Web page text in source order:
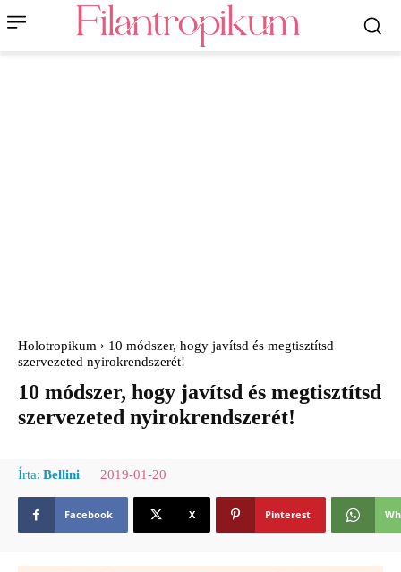
Holotropikum
10 módszer, hogy javítsd és megtisztítsd
szervezeted nyirokrendszerét!
10 módszer, hogy javítsd és megtisztítsd
szervezeted nyirokrendszerét!
Írta: Bellini 2019-01-20
Facebook X Pinterest